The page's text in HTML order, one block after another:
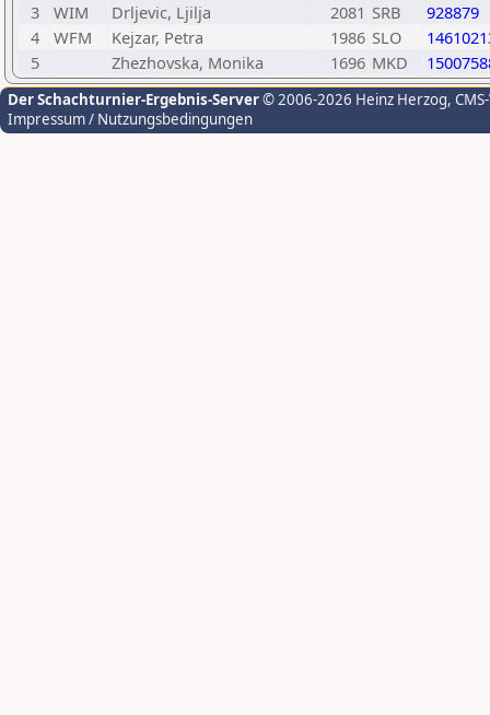
3
WIM Drljevic, Ljilja 2081 SRB
928879
4
WFM Kejzar, Petra 1986 SLO
5
Zhezhovska, Monika 1696 MKD
Der Schachturnier-Ergebnis-Server© 2006-2026 Heinz Herzog,
Impressum / Nutzungsbedingungen